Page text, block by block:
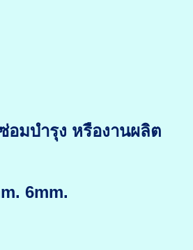
อมบำรุง หรืองานผลิต
6mm.